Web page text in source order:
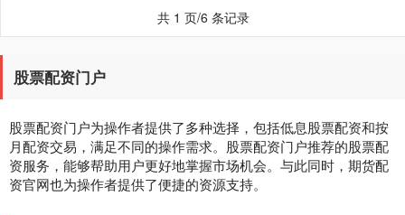
共 1 页/6 条记录
股票配资门户
股票配资门户为操作者提供了多种选择，包括低息股票配资和按
月配资交易，满足不同的操作需求。股票配资门户推荐的股票配
资服务，能够帮助用户更好地掌握市场机会。与此同时，期货配
资官网也为操作者提供了便捷的资源支持。